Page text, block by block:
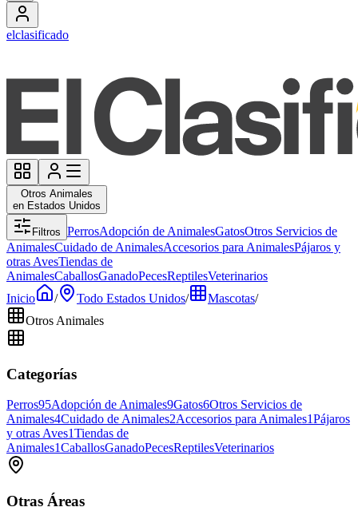
elclasificado
Otros Animales
en Estados Unidos
Filtros PerrosAdopción de AnimalesGatosOtros Servicios de
AnimalesCuidado de AnimalesAccesorios para AnimalesPájaros y
otras AvesTiendas de
AnimalesCaballosGanadoPecesReptilesVeterinarios
Inicio
/ Todo Estados Unidos/ Mascotas/
Otros Animales
Categorías
Perros95Adopción de Animales9Gatos6Otros Servicios de
Animales4Cuidado de Animales2Accesorios para Animales1Pájaros
y otras Aves1Tiendas de
Animales1CaballosGanadoPecesReptilesVeterinarios
Otras Áreas